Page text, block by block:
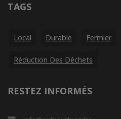
TAGS
Local Durable Fermier
Réduction Des Déchets
RESTEZ INFORMÉS